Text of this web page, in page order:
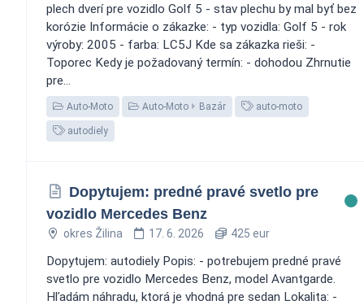
plech dverí pre vozidlo Golf 5 - stav plechu by mal byť bez
korózie Informácie o zákazke: - typ vozidla: Golf 5 - rok
výroby: 2005 - farba: LC5J Kde sa zákazka rieši: -
Toporec Kedy je požadovaný termín: - dohodou Zhrnutie
pre...
Auto-Moto Auto-Moto Bazár auto-moto
autodiely
Dopytujem: predné pravé svetlo pre
vozidlo Mercedes Benz
okres Žilina 17. 6. 2026 425 eur
Dopytujem: autodiely Popis: - potrebujem predné pravé
svetlo pre vozidlo Mercedes Benz, model Avantgarde.
Hľadám náhradu, ktorá je vhodná pre sedan Lokalita: -